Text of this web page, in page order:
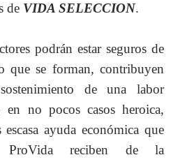
de VIDA SELECCION.
podrán estar seguros de
que se forman, contribuyen
de una labor
en no pocos casos heroica,
ayuda económica que
ProVida reciben de la